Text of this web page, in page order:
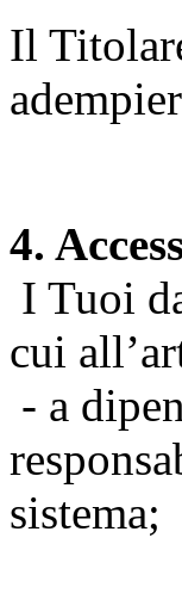
Il
4.
I Tuoi
cui
- a
sistema;